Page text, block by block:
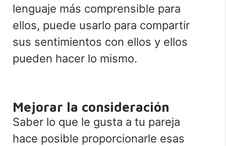
lenguaje más comprensible para
ellos, puede usarlo para compartir
sus sentimientos con ellos y ellos
pueden hacer lo mismo.
Mejorar la consideración
Saber lo que le gusta a tu pareja
hace posible proporcionarle esas